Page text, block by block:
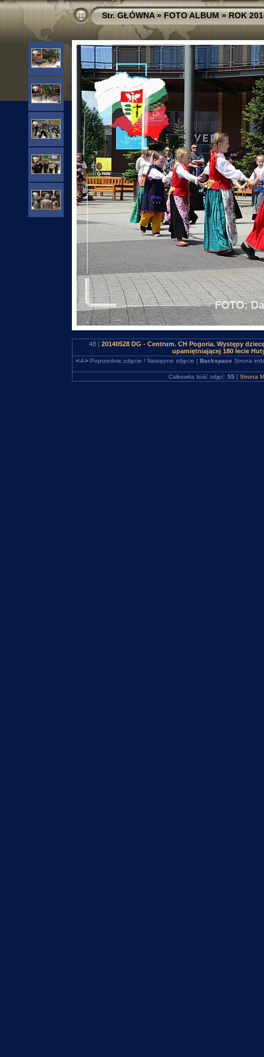
Str. GŁÓWNA»FOTO ALBUM»ROK
48 | 20140528 DG - Centrum. CH Pogoria. Występy
upamiętniającej 180 lecie
<-/->Poprzednie zdjęcie / Następne zdjęcie | Backspace Strona
Całkowita ilość zdjęć: 55 | Strona